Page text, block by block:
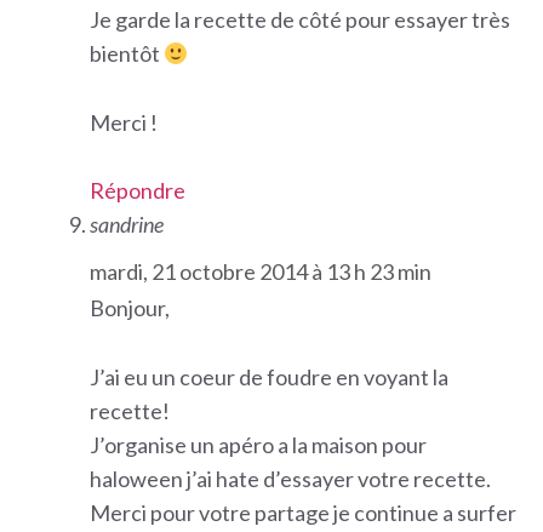
Je garde la recette de côté pour essayer très
bientôt
Merci !
Répondre
sandrine
mardi, 21 octobre 2014 à 13 h 23 min
Bonjour,
J’ai eu un coeur de foudre en voyant la
recette!
J’organise un apéro a la maison pour
haloween j’ai hate d’essayer votre recette.
Merci pour votre partage je continue a surfer